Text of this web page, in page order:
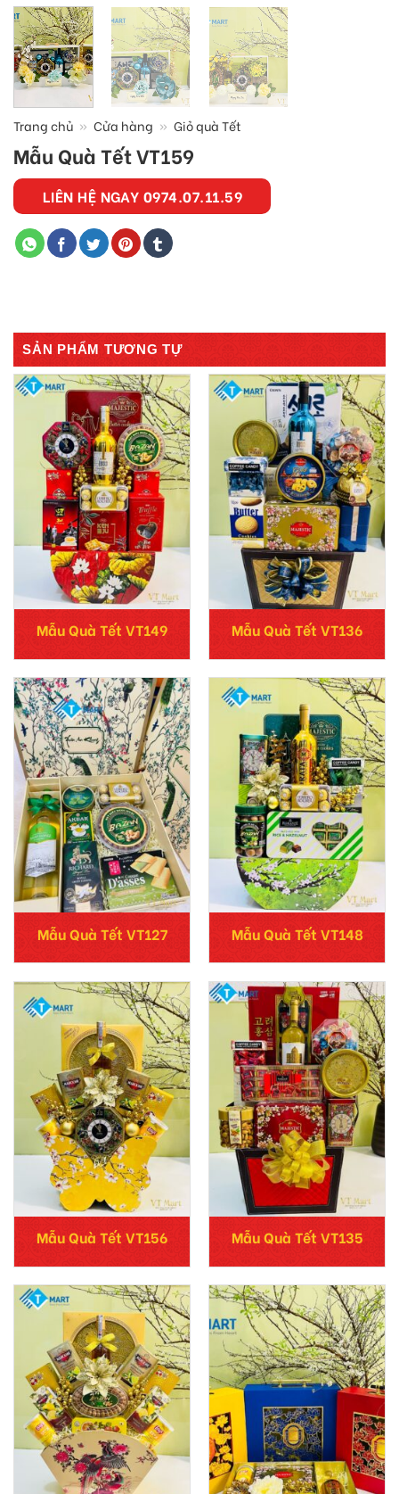
Trang chủ » Cửa hàng » Giỏ quà Tết
Mẫu Quà Tết VT159
LIÊN HỆ NGAY 0974.07.11.59
SẢN PHẨM TƯƠNG TỰ
Mẫu Quà Tết VT149 Mẫu Quà Tết VT136
Mẫu Quà Tết VT127 Mẫu Quà Tết VT148
Mẫu Quà Tết VT156 Mẫu Quà Tết VT135